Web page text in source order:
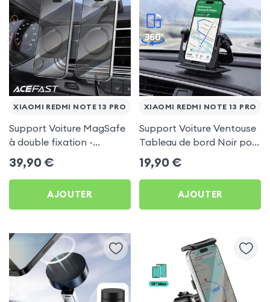
XIAOMI REDMI NOTE 13 PRO
Support Voiture MagSafe
à double fixation -
Acefast pour Xiaomi
Redmi Note 13 Pro
39,90 €
AJOUTER
XIAOMI REDMI NOTE 13 PRO
Support Voiture Ventouse
Tableau de bord Noir pour
Xiaomi Redmi Note 13 Pro
19,90 €
AJOUTER